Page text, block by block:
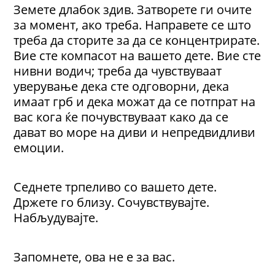
Земете длабок здив. Затворете ги очите
за момент, ако треба. Направете се што
треба да сторите за да се концентрирате.
Вие сте компасот на вашето дете. Вие сте
нивни водич; треба да чувствуваат
уверување дека сте одговорни, дека
имаат грб и дека можат да се потпрат на
вас кога ќе почувствуваат како да се
дават во море на диви и непредвидливи
емоции.
Седнете трпеливо со вашето дете.
Држете го близу. Сочувствувајте.
Набљудувајте.
Запомнете, ова не е за вас.